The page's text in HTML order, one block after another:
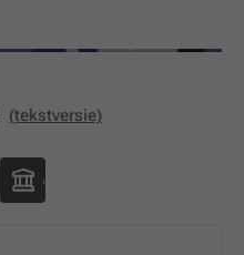
(tekstversie)